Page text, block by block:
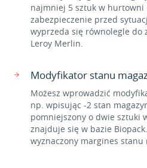
najmniej 5 sztuk w hurtowni
zabezpieczenie przed
wyprzeda się równolegle do
Leroy Merlin.
Modyfikator stanu
Możesz wprowadzić
np. wpisując -2 stan
pomniejszony o dwie sztuki
znajduje się w bazie
wyznaczony margines stanu